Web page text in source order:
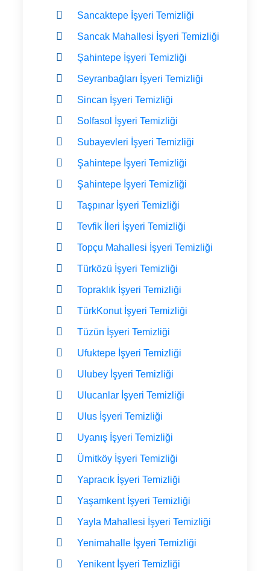
Sancaktepe İşyeri Temizliği
Sancak Mahallesi İşyeri Temizliği
Şahintepe İşyeri Temizliği
Seyranbağları İşyeri Temizliği
Sincan İşyeri Temizliği
Solfasol İşyeri Temizliği
Subayevleri İşyeri Temizliği
Şahintepe İşyeri Temizliği
Şahintepe İşyeri Temizliği
Taşpınar İşyeri Temizliği
Tevfik İleri İşyeri Temizliği
Topçu Mahallesi İşyeri Temizliği
Türközü İşyeri Temizliği
Topraklık İşyeri Temizliği
TürkKonut İşyeri Temizliği
Tüzün İşyeri Temizliği
Ufuktepe İşyeri Temizliği
Ulubey İşyeri Temizliği
Ulucanlar İşyeri Temizliği
Ulus İşyeri Temizliği
Uyanış İşyeri Temizliği
Ümitköy İşyeri Temizliği
Yapracık İşyeri Temizliği
Yaşamkent İşyeri Temizliği
Yayla Mahallesi İşyeri Temizliği
Yenimahalle İşyeri Temizliği
Yenikent İşyeri Temizliği